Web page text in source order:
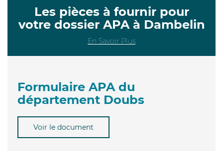
Les pièces à fournir pour
votre dossier APA à Dambelin
En Savoir Plus
Formulaire APA du
département Doubs
Voir le document